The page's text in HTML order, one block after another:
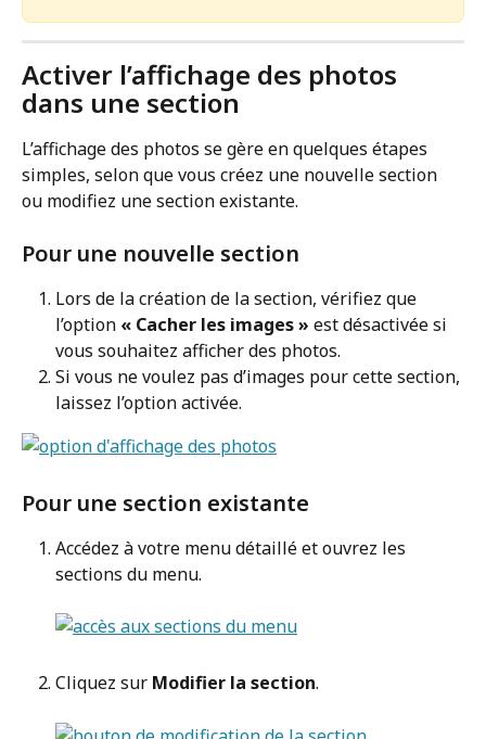
Activer l’affichage des photos
dans une section
L’affichage des photos se gère en quelques étapes
simples, selon que vous créez une nouvelle section
ou modifiez une section existante.
Pour une nouvelle section
Lors de la création de la section, vérifiez que
l’option « Cacher les images » est désactivée si
vous souhaitez afficher des photos.
Si vous ne voulez pas d’images pour cette section,
laissez l’option activée.
Pour une section existante
Accédez à votre menu détaillé et ouvrez les
sections du menu.
Cliquez sur Modifier la section.